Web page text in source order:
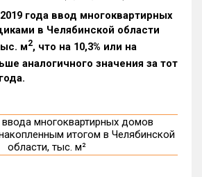
года ввод многоквартирных
в Челябинской области
м2, что на 10,3% или на
аналогичного значения за тот